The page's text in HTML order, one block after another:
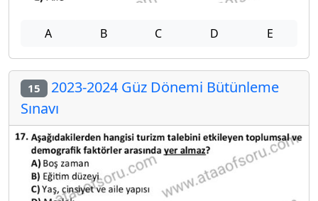
A B C D E
15 2023-2024 Güz Dönemi Bütünleme
Sınavı